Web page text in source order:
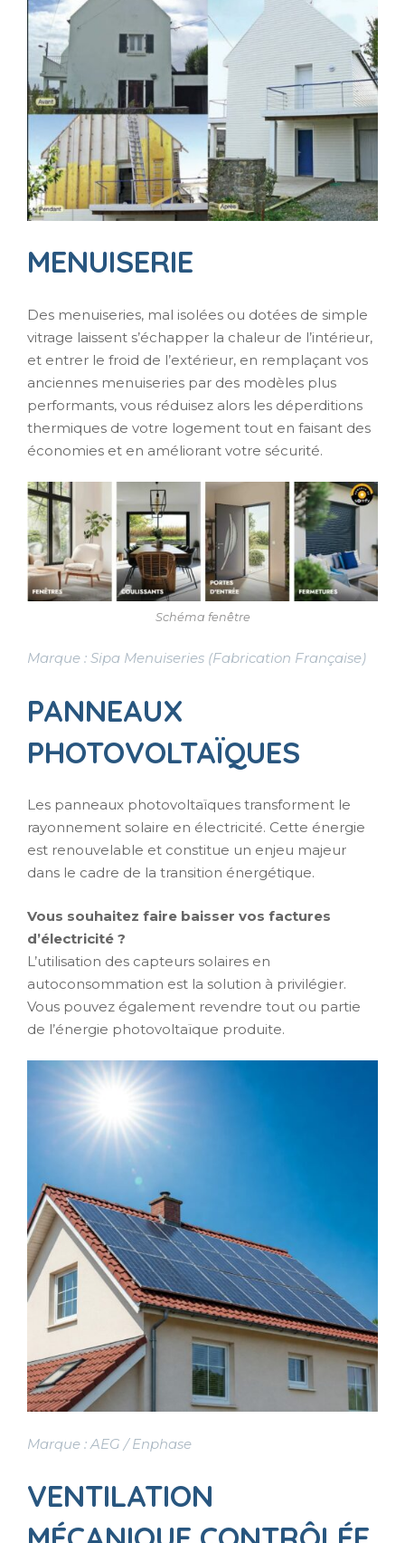
MENUISERIE
Des menuiseries, mal isolées ou dotées de simple
vitrage laissent s’échapper la chaleur de l’intérieur,
et entrer le froid de l’extérieur, en remplaçant vos
anciennes menuiseries par des modèles plus
performants, vous réduisez alors les déperditions
thermiques de votre logement tout en faisant des
économies et en améliorant votre sécurité.
Schéma fenêtre
Marque : Sipa Menuiseries (Fabrication Française)
PANNEAUX
PHOTOVOLTAÏQUES
Les panneaux photovoltaïques transforment le
rayonnement solaire en électricité. Cette énergie
est renouvelable et constitue un enjeu majeur
dans le cadre de la transition énergétique.
Vous souhaitez faire baisser vos factures
d’électricité ?
L’utilisation des capteurs solaires en
autoconsommation est la solution à privilégier.
Vous pouvez également revendre tout ou partie
de l’énergie photovoltaïque produite.
Marque : AEG / Enphase
VENTILATION